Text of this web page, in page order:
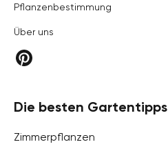
Pflanzenbestimmung
Über uns
Die besten Gartentipps
Zimmerpflanzen